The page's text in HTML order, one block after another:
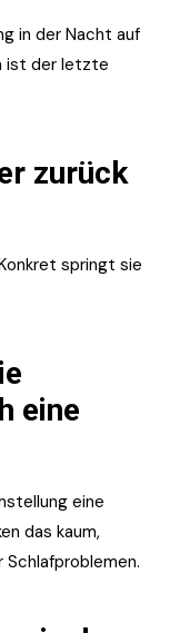
in der Nacht auf
ist der letzte
zurück
springt sie
eine
eine
das kaum,